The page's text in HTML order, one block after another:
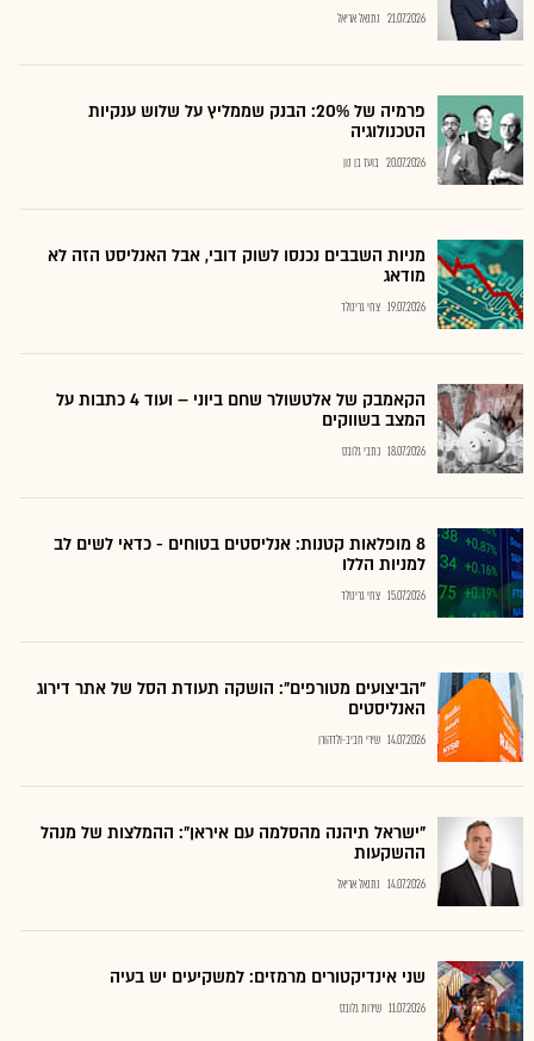
21.07.2026 נתנאל אריאל
פרמיה של 20%: הבנק שממליץ על שלוש ענקיות
הטכנולוגיה
20.07.2026 בועז בן נון
מניות השבבים נכנסו לשוק דובי, אבל האנליסט הזה לא
מודאג
19.07.2026 צחי גרינולד
הקאמבק של אלטשולר שחם ביוני – ועוד 4 כתבות על
המצב בשווקים
18.07.2026 כתבי גלובס
8 מופלאות קטנות: אנליסטים בטוחים - כדאי לשים לב
למניות הללו
15.07.2026 צחי גרינולד
"הביצועים מטורפים": הושקה תעודת הסל של אתר דירוג
האנליסטים
14.07.2026 שירי חביב-ולדהורן
"ישראל תיהנה מהסלמה עם איראן": ההמלצות של מנהל
ההשקעות
14.07.2026 נתנאל אריאל
שני אינדיקטורים מרמזים: למשקיעים יש בעיה
11.07.2026 שירות גלובס